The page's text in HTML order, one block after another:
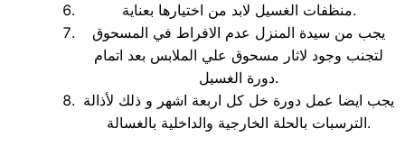
منظفات الغسيل لابد من اختيارها بعناية.
يجب من سيدة المنزل عدم الافراط في المسحوق
لتجنب وجود لاثار مسحوق علي الملابس بعد اتمام
دورة الغسيل.
يجب ايضا عمل دورة خل كل اربعة اشهر و ذلك لأذالة
الترسبات بالحلة الخارجية والداخلية بالغسالة.